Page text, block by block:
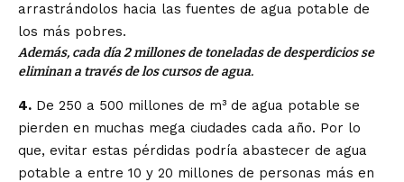
arrastrándolos hacia las fuentes de agua potable de
los más pobres.
Además, cada día 2 millones de toneladas de desperdicios se
eliminan a través de los cursos de agua.
4. De 250 a 500 millones de m³ de agua potable se
pierden en muchas mega ciudades cada año. Por lo
que, evitar estas pérdidas podría abastecer de agua
potable a entre 10 y 20 millones de personas más en